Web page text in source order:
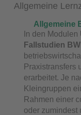
Allgemeine
Allgemeine
In den Modulen
Fallstudien
Praxistransfers
erarbeitet. Je
Kleingruppen
Rahmen einer
oder zumindest